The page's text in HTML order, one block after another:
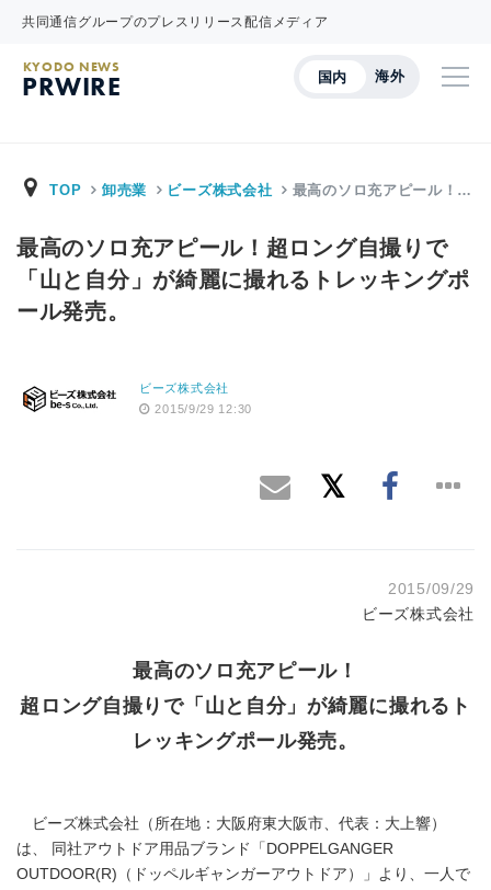
共同通信グループのプレスリリース配信メディア
国内 海外
KYODO NEWS
PRWIRE
TOP 卸売業 ビーズ株式会社 最高のソロ充アピール！…
最高のソロ充アピール！超ロング自撮りで
「山と自分」が綺麗に撮れるトレッキングポ
ール発売。
ビーズ株式会社
2015/9/29 12:30
2015/09/29
ビーズ株式会社
最高のソロ充アピール！
超ロング自撮りで「山と自分」が綺麗に撮れるト
レッキングポール発売。
ビーズ株式会社（所在地：大阪府東大阪市、代表：大上響）
は、 同社アウトドア用品ブランド「DOPPELGANGER
OUTDOOR(R)（ドッペルギャンガーアウトドア）」より、一人で